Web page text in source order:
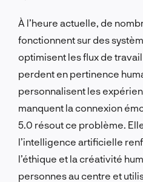
À l’heure actuelle, de
fonctionnent sur des
optimisent les flux de
perdent en pertinence
personnalisent les
manquent la connexion
5.0 résout ce problème.
l’intelligence artificielle
l’éthique et la créativité
personnes au centre et